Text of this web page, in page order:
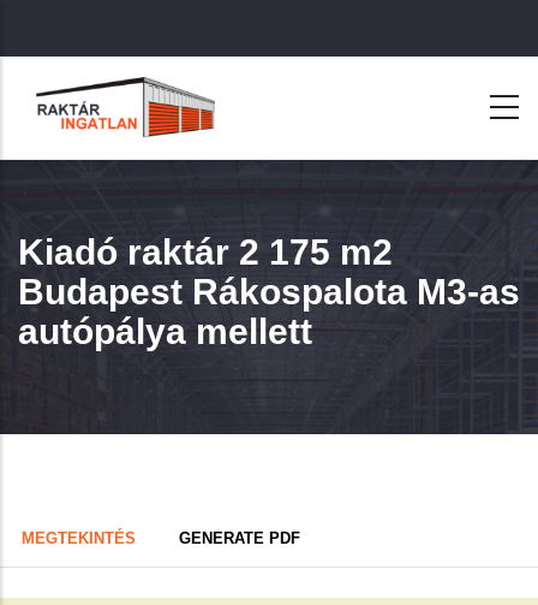
a
tartalomra
Kiadó raktár 2 175 m2
Budapest Rákospalota M3-as
autópálya mellett
Primary
tabs
MEGTEKINTÉS (AKTÍVGENERATE PDF